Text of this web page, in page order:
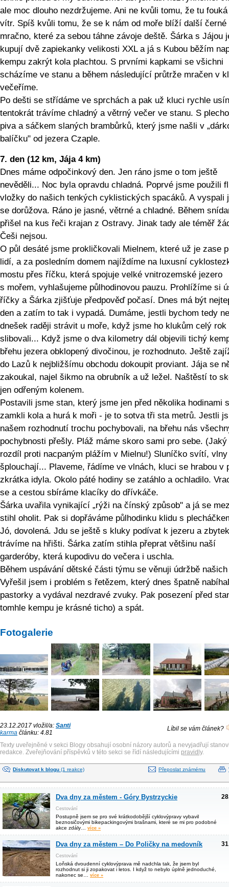
ale moc dlouho nezdržujeme. Ani ne kvůli tomu, že tu
vítr. Spíš kvůli tomu, že se k nám od moře blíží další černé
mračno, které za sebou táhne závoje deště. Šárka s Jájou
kupují dvě zapiekanky velikosti XXL a já s Kubou běžím
kempu zakrýt kola plachtou. S prvními kapkami se všichni
scházíme ve stanu a během následující průtrže mračen v
večeříme.
Po dešti se střídáme ve sprchách a pak už kluci rychle
tentokrát trávíme chladný a větrný večer ve stanu. S
piva a sáčkem slaných brambůrků, který jsme našli v
balíčku" od jezera Czaple.
7. den (12 km, Jája 4 km)
Dnes máme odpočinkový den. Jen ráno jsme o tom ještě
nevěděli... Noc byla opravdu chladná. Poprvé jsme použili
vložky do našich tenkých cyklistických spacáků. A vyspali
se dorůžova. Ráno je jasné, větrné a chladné. Během
přišel na kus řeči krajan z Ostravy. Jinak tady ale téměř
Češi nejsou.
O půl desáté jsme prokličkovali Mielnem, které už je zase
lidí, a za posledním domem najíždíme na luxusní
mostu přes říčku, která spojuje velké vnitrozemské jezero
s mořem, vyhlašujeme půlhodinovou pauzu. Prohlížíme si
říčky a Šárka zjišťuje předpověď počasí. Dnes má být
den a zatím to tak i vypadá. Dumáme, jestli bychom tedy
dnešek raději strávit u moře, když jsme ho klukům celý rok
slibovali... Když jsme o dva kilometry dál objevili tichý
břehu jezera obklopený divočinou, je rozhodnuto. Ještě
do Lazů k nejbližšímu obchodu dokoupit proviant. Jája se
zakoukal, najel šikmo na obrubník a už ležel. Naštěstí to
jen odřeným kolenem.
Postavili jsme stan, který jsme jen před několika hodinami
zamkli kola a hurá k moři - je to sotva tři sta metrů. Jestli
našem rozhodnutí trochu pochybovali, na břehu nás
pochybnosti přešly. Pláž máme skoro sami pro sebe. (Jaký
rozdíl proti nacpaným plážím v Mielnu!) Sluníčko svítí, vlny
šplouchají... Plaveme, řádíme ve vlnách, kluci se hrabou v
zkrátka idyla. Okolo páté hodiny se zatáhlo a ochladilo.
se a cestou sbíráme klacíky do dřívkáče.
Šárka uvařila vynikající „rýži na čínský způsob" a já se
stihl oholit. Pak si dopřáváme půlhodinku klidu s
Jó, dovolená. Jdu se ještě s kluky podívat k jezeru a
trávíme na hřišti. Šárka zatím stihla přeprat většinu naší
garderóby, která kupodivu do večera i uschla.
Během uspávání dětské části týmu se věnuji údržbě
Vyřešil jsem i problém s řetězem, který dnes špatně
pastorky a vydával nezdravé zvuky. Pak posezení před
tomhle kempu je krásné ticho) a spát.
Fotogalerie
23.12.2017 vložil/a: Santi
karma článku: 4.81
Líbil se vám článek?
Texty uveřejněné v sekci Blogy obsahují osobní názory autorů a nevyjadřují
redakce. Zveřejňování příspěvků v této sekci se řídí následujícími pravidly.
Diskutovat k blogu (1 reakce) Přeposlat známému
Dva dny za městem - Góry Bystrzyckie
Cestování
Postupně jsem se pro své krátkodobější cyklovýpravy vybavil
beznosičovými bikepackingovými brašnami, které se mi pro podobné
akce zdály… více »
Dva dny za městem – Do Poličky na medovník
Cestování
Loňská dvoudenní cyklovýprava mě nadchla tak, že jsem byl
rozhodnut si ji zopakovat i letos. I když to nebylo úplně jednoduché,
nakonec se… více »